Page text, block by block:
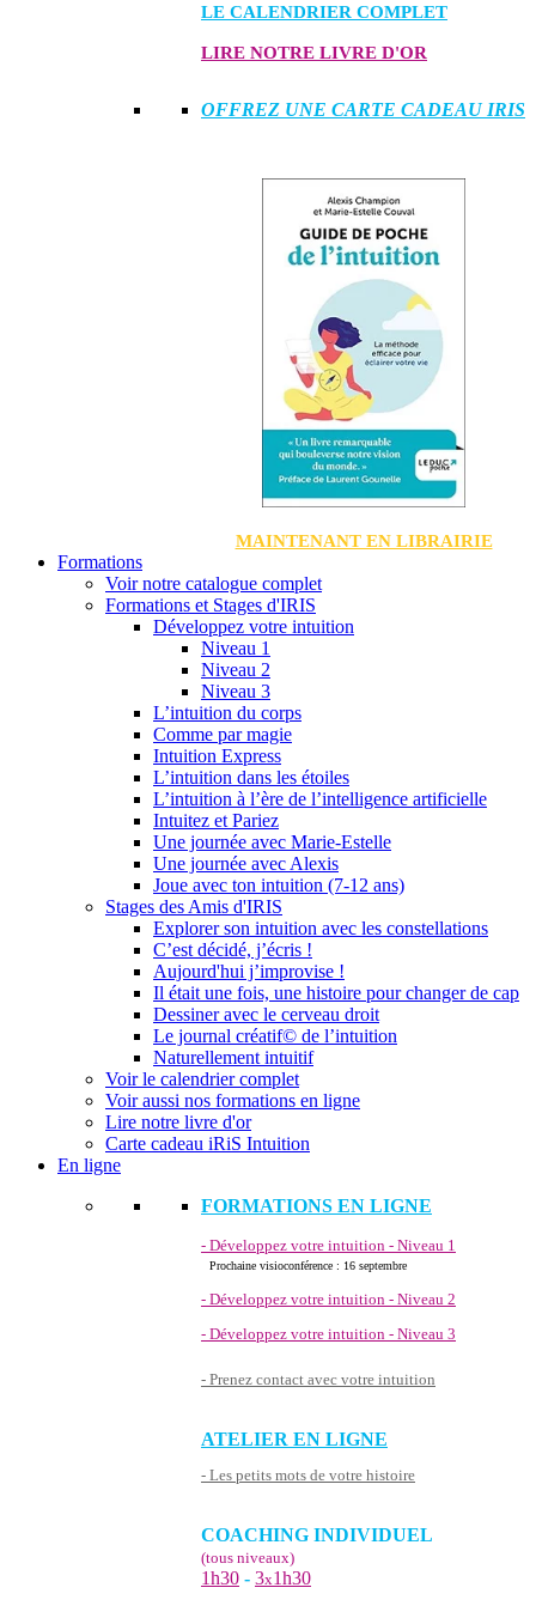
LE CALENDRIER COMPLET
LIRE NOTRE LIVRE D'OR
OFFREZ UNE CARTE CADEAU IRIS
MAINTENANT EN LIBRAIRIE
Formations
Voir notre catalogue complet
Formations et Stages d'IRIS
Développez votre intuition
Niveau 1
Niveau 2
Niveau 3
L’intuition du corps
Comme par magie
Intuition Express
L’intuition dans les étoiles
L’intuition à l’ère de l’intelligence artificielle
Intuitez et Pariez
Une journée avec Marie-Estelle
Une journée avec Alexis
Joue avec ton intuition (7-12 ans)
Stages des Amis d'IRIS
Explorer son intuition avec les constellations
C’est décidé, j’écris !
Aujourd'hui j’improvise !
Il était une fois, une histoire pour changer de cap
Dessiner avec le cerveau droit
Le journal créatif© de l’intuition
Naturellement intuitif
Voir le calendrier complet
Voir aussi nos formations en ligne
Lire notre livre d'or
Carte cadeau iRiS Intuition
En ligne
FORMATIONS EN LIGNE
- Développez votre intuition - Niveau 1
Prochaine visioconférence : 16 septembre
- Développez votre intuition - Niveau 2
- Développez votre intuition - Niveau 3
- Prenez contact avec votre intuition
ATELIER EN LIGNE
- Les petits mots de votre histoire
COACHING INDIVIDUEL
(tous niveaux)
1h30 - 3x1h30